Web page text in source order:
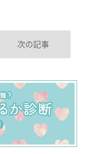
次の記事